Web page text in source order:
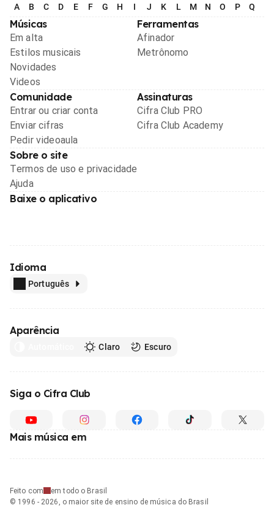
A B C D E F G H I J K L M N O P Q
Músicas
Em alta
Estilos musicais
Novidades
Videos
Ferramentas
Afinador
Metrônomo
Comunidade
Entrar ou criar conta
Enviar cifras
Pedir videoaula
Assinaturas
Cifra Club PRO
Cifra Club Academy
Sobre o site
Termos de uso e privacidade
Ajuda
Baixe o aplicativo
Idioma
Português
Aparência
Claro Escuro
Siga o Cifra Club
Mais música em
Feito com
em todo o Brasil
© 1996 - 2026, o maior site de ensino de música do Brasil